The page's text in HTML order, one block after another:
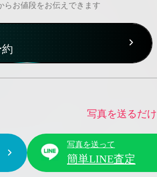
らお値段をお伝えできます
写真を送るだけ
写真を送って
簡単LINE査定